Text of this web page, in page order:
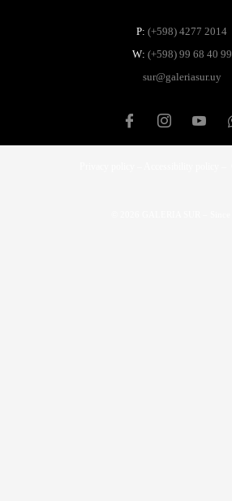
P: (+598) 4277 2014
W: (+598) 99 68 40 99
sur@galeriasur.uy